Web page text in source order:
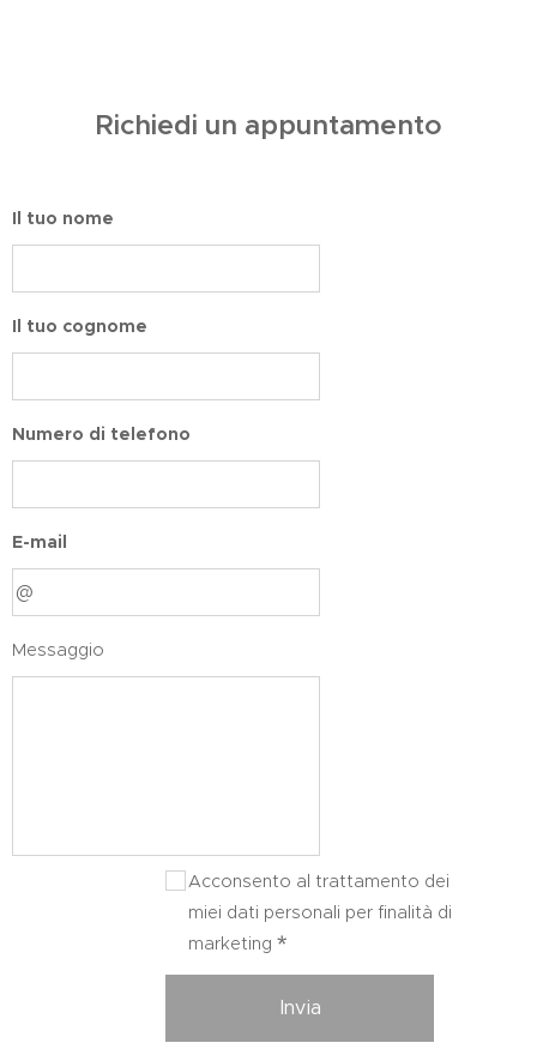
Richiedi un appuntamento
Il tuo nome
Il tuo cognome
Numero di telefono
E-mail
Messaggio
Acconsento al trattamento dei
miei dati personali per finalità di
marketing
Invia